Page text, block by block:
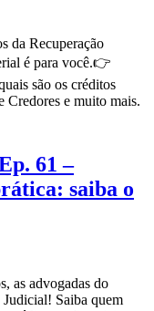
da Recuperação
é para você.👉
são os créditos
Credores e muito mais.
61 –
saiba o
as advogadas do
Judicial! Saiba quem